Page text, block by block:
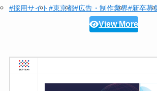
#採用サイト#東京都#広告・制作業界#新卒募
View More